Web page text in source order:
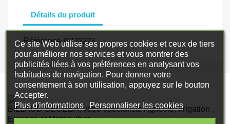
Détails du produit
Référence P|172273
BILLAUD SEGEBA, votre spécialiste Agricole, Irrigation ,
Elevage et Motoculture .
Ce site Web utilise ses propres cookies et ceux de tiers
pour améliorer nos services et vous montrer des
publicités liées à vos préférences en analysant vos
habitudes de navigation. Pour donner votre
consentement à son utilisation, appuyez sur le bouton
Accepter.
Plus d'informations Personnaliser les cookies